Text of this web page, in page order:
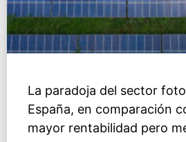
La paradoja del sector
España, en comparación
mayor rentabilidad pero